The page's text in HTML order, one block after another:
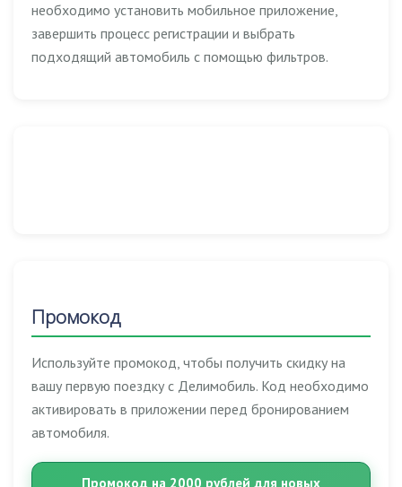
необходимо установить мобильное приложение,
завершить процесс регистрации и выбрать
подходящий автомобиль с помощью фильтров.
Промокод
Используйте промокод, чтобы получить скидку на
вашу первую поездку с Делимобиль. Код необходимо
активировать в приложении перед бронированием
автомобиля.
Промокод на 2000 рублей для новых